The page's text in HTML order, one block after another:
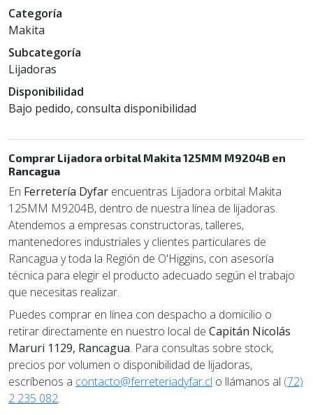
Categoría
Makita
Subcategoría
Lijadoras
Disponibilidad
Bajo pedido, consulta disponibilidad
Comprar Lijadora orbital Makita 125MM M9204B en
Rancagua
En Ferretería Dyfar encuentras Lijadora orbital Makita
125MM M9204B, dentro de nuestra línea de lijadoras.
Atendemos a empresas constructoras, talleres,
mantenedores industriales y clientes particulares de
Rancagua y toda la Región de O'Higgins, con asesoría
técnica para elegir el producto adecuado según el trabajo
que necesitas realizar.
Puedes comprar en línea con despacho a domicilio o
retirar directamente en nuestro local de Capitán Nicolás
Maruri 1129, Rancagua. Para consultas sobre stock,
precios por volumen o disponibilidad de lijadoras,
escríbenos a contacto@ferreteriadyfar.cl o llámanos al (72)
2 235 082.